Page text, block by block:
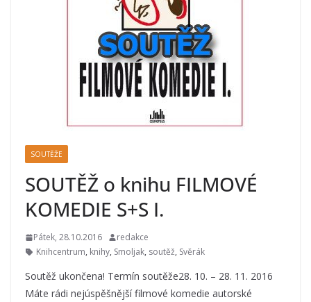
SOUTĚŽE
SOUTĚŽ o knihu FILMOVÉ
KOMEDIE S+S I.
Pátek, 28.10.2016
redakce
Knihcentrum, knihy, Smoljak, soutěž, Svěrák
Soutěž ukončena! Termín soutěže28. 10. – 28. 11. 2016
Máte rádi nejúspěšnější filmové komedie autorské